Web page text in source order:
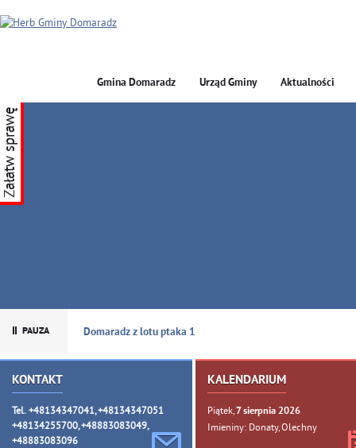
GMINA DOMARADZ
Gmina Domaradz Urząd Gminy Aktualności
Domaradz z lotu ptaka 1
KONTAKT
Tel. +48134347041, +48134347051
+48134255700, +48883083049,
+48883083096
KALENDARIUM
Piątek, 7sierpnia 2026
Imieniny: Donaty, Olechny
Załatw sprawę